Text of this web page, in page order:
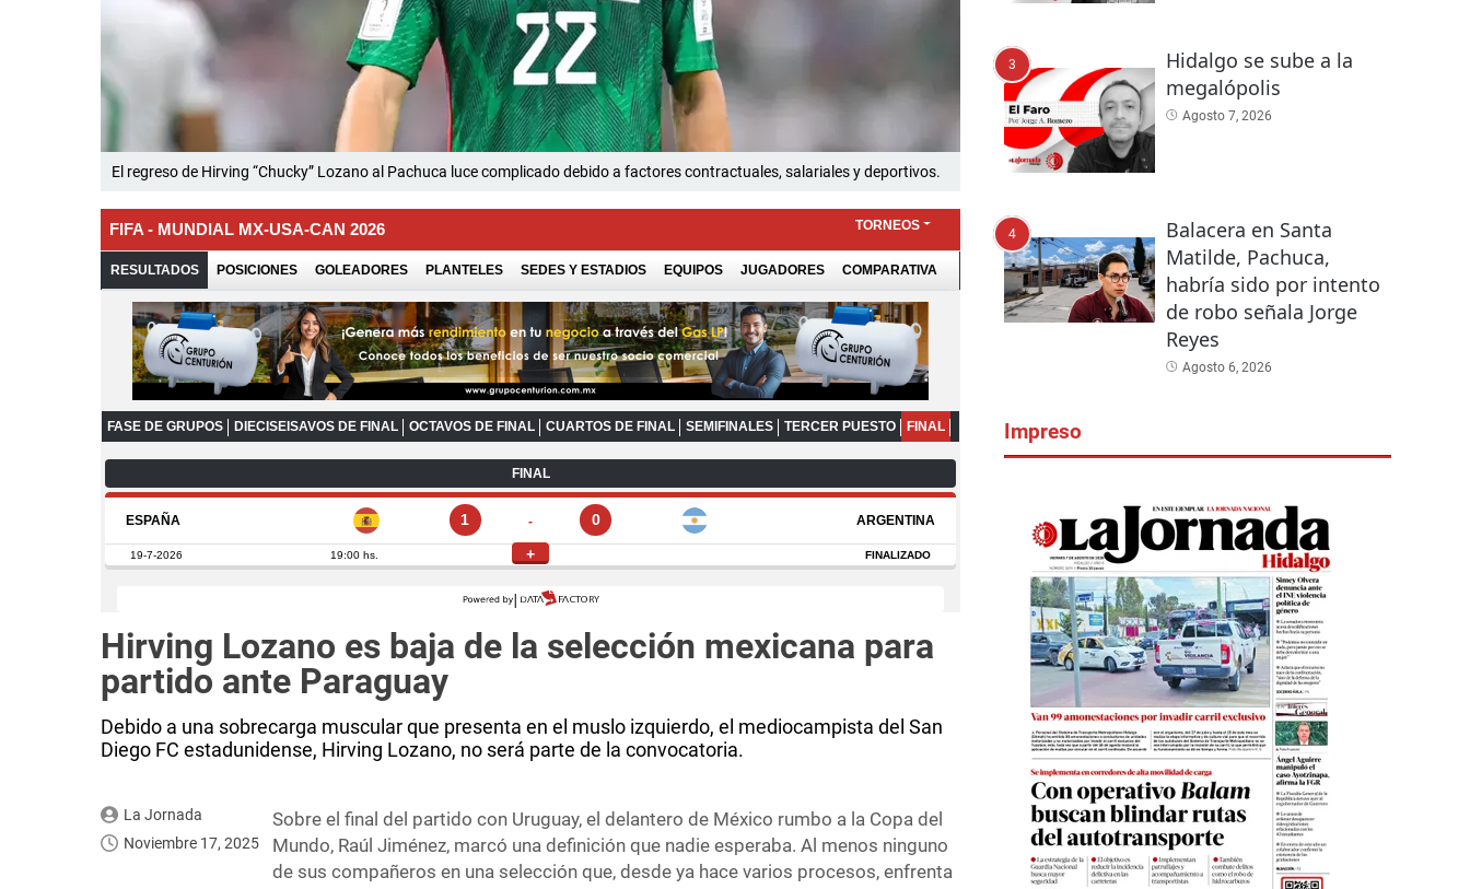
El regreso de Hirving “Chucky” Lozano al Pachuca luce complicado debido a factores contractuales, salariales y deportivos.
Hirving Lozano es baja de la selección mexicana para
partido ante Paraguay
Debido a una sobrecarga muscular que presenta en el muslo izquierdo, el mediocampista del San
Diego FC estadunidense, Hirving Lozano, no será parte de la convocatoria.
La Jornada
Noviembre 17, 2025
Sobre el final del partido con Uruguay, el delantero de México rumbo a la Copa del
Mundo, Raúl Jiménez, marcó una definición que nadie esperaba. Al menos ninguno
de sus compañeros en una selección que, desde ya hace varios procesos, enfrenta
3
Hidalgo se sube a la
megalópolis
Agosto 7, 2026
4
Balacera en Santa
Matilde, Pachuca,
habría sido por intento
de robo señala Jorge
Reyes
Agosto 6, 2026
Impreso